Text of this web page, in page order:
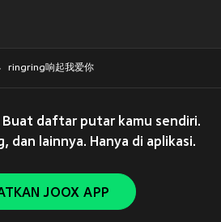
ringring响起我爱你
daftar putar kamu sendiri.
dan lainnya. Hanya di aplikasi.
JOOX APP